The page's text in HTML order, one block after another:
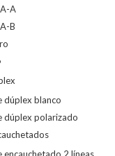
A
B
dúplex blanco
dúplex polarizado